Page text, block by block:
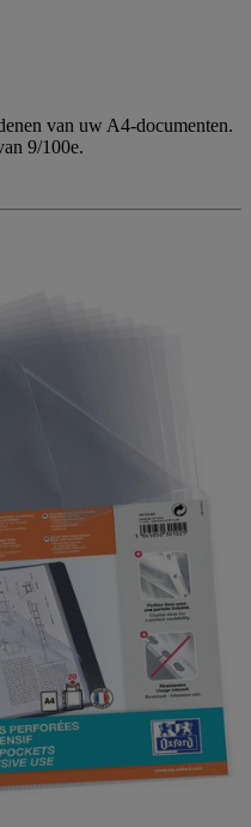
van uw A4-documenten.
9/100e.